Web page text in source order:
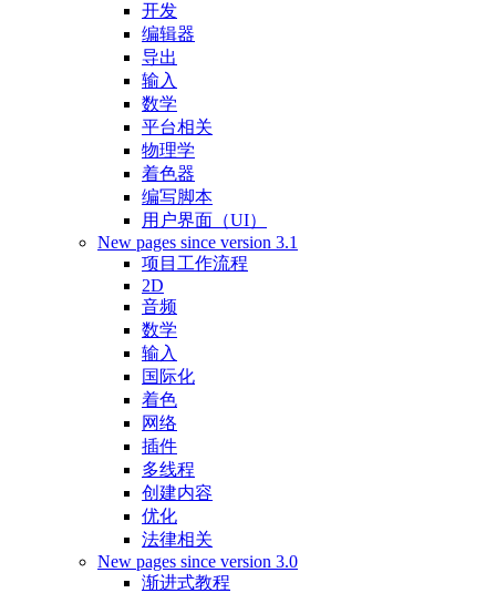
开发
编辑器
导出
输入
数学
平台相关
物理学
着色器
编写脚本
用户界面（UI）
New pages since version 3.1
项目工作流程
2D
音频
数学
输入
国际化
着色
网络
插件
多线程
创建内容
优化
法律相关
New pages since version 3.0
渐进式教程